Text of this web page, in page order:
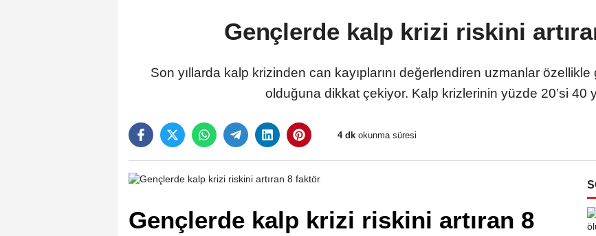
Gençlerde kalp krizi riskini
Son yıllarda kalp krizinden can kayıplarını değerlendiren uzmanlar
olduğuna dikkat çekiyor. Kalp krizlerinin yüzde 20’si 40
4 dk okunma süresi
Gençlerde kalp krizi riskini artıran 8